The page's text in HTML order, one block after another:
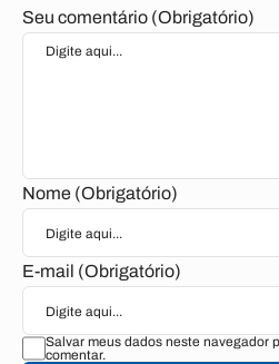
Seu comentário (Obrigatório)
Nome (Obrigatório)
E-mail (Obrigatório)
Salvar meus dados neste navegador
comentar.